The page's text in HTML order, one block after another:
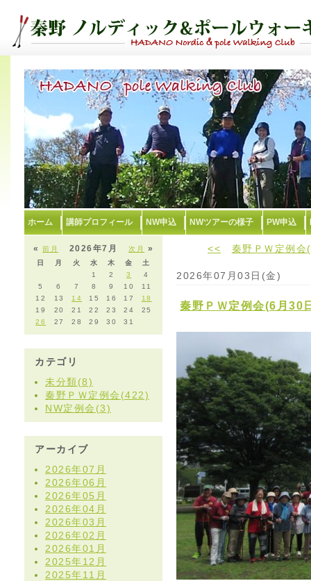
ホーム 講師プロフィール NW申込 NWツアーの様子 PW申込
«前月 次月 »
2026年7月
日 月 火 水 木 金
土
1
2 3
4
5
6 7 8 9 10
11
12
13 14 15 16 17
18
19
20 21 22 23 24
25
26
27 28 29 30 31
カテゴリ
未分類(8)
秦野ＰＷ定例会(422)
NW定例会(3)
アーカイブ
2026年07月
2026年06月
2026年05月
2026年04月
2026年03月
2026年02月
2026年01月
2025年12月
2025年11月
<< 秦野ＰＷ定例
2026年07月03日(金)
秦野ＰＷ定例会(6月30